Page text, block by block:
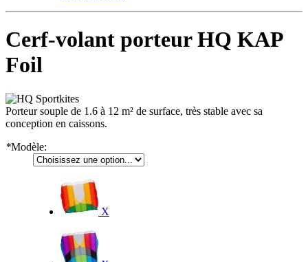
Cerf-volant porteur HQ KAP
Foil
Porteur souple de 1.6 à 12 m² de surface, très stable avec sa
conception en caissons.
*Modèle:
X